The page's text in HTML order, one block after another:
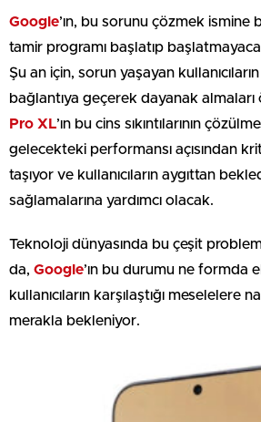
Google’ın, bu sorunu çözmek
tamir programı başlatıp
Şu an için, sorun yaşayan
bağlantıya geçerek dayanak almaları
Pro XL’ın bu cins sıkıntılarının
gelecekteki performansı açısından
taşıyor ve kullanıcıların aygıttan
sağlamalarına yardımcı olacak.
Teknoloji dünyasında bu çeşit
da, Google’ın bu durumu ne formda
kullanıcıların karşılaştığı meselelere
merakla bekleniyor.